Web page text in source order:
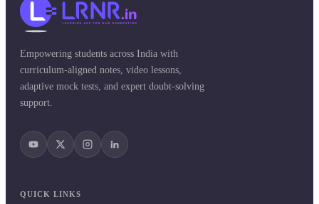
Empowering students across India with
curriculum-aligned notes, video lessons,
adaptive mock tests, and expert doubt-solving
support.
QUICK LINKS